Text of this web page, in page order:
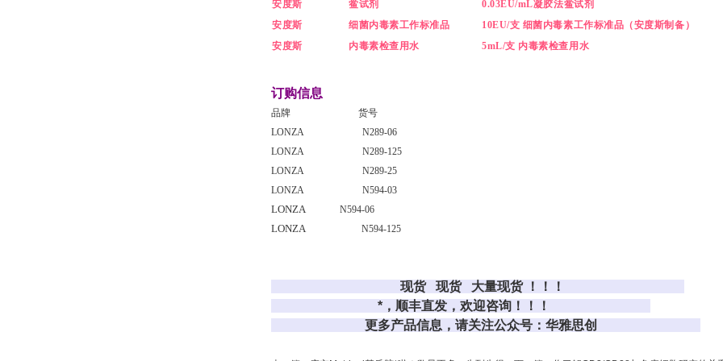
安度斯
鲎试剂 0.03EU/mL凝胶法鲎试剂
安度斯
细菌内毒素工作标准品 10EU/支 细菌内毒素工作标准品（安度斯制备）
安度斯
内毒素检查用水 5mL/支 内毒素检查用水
订购信息
品牌 货号
LONZA
N289-06
LONZA
N289-125
LONZA
N289-25
LONZA
N594-03
LONZA N594-06
LONZA N594-125
现货 现货 大量现货 ！！！
*，顺丰直发，欢迎咨询！！！
更多产品信息，请关注公众号：华雅思创